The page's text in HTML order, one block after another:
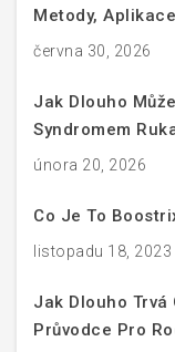
Metody,
června 30, 2026
Jak Dlouho
Syndromem
února 20, 2026
Co Je To
listopadu 18, 2023
Jak Dlouho
Průvodce Pro